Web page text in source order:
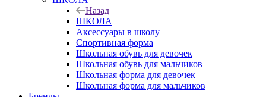
Назад
ШКОЛА
Аксессуары в школу
Спортивная форма
Школьная обувь для девочек
Школьная обувь для мальчиков
Школьная форма для девочек
Школьная форма для мальчиков